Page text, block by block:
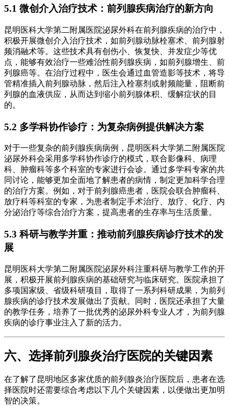
5.1 微创介入治疗技术：前列腺疾病治疗的新方向
昆明医科大学第二附属医院泌尿外科在前列腺疾病的治疗中，
积极开展微创介入治疗技术，如前列腺动脉栓塞术、前列腺射
频消融术等。这些技术具有创伤小、恢复快、并发症少等优
点，能够有效治疗一些难治性前列腺疾病，如前列腺增生、前
列腺癌等。在治疗过程中，医生会通过血管造影等技术，将导
管精准插入前列腺动脉，然后注入栓塞剂或射频能量，阻断前
列腺的血液供应，从而达到缩小前列腺体积、缓解症状的目
的。
5.2 多学科协作诊疗：为复杂病例提供解决方案
对于一些复杂的前列腺疾病病例，昆明医科大学第二附属医院
泌尿外科会采用多学科协作诊疗的模式，联合影像科、病理
科、肿瘤科等多个科室的专家进行会诊。通过多学科专家的共
同讨论，能够更加全面地了解患者的病情，制定更加科学合理
的治疗方案。例如，对于前列腺癌患者，医院会联合肿瘤科、
放疗科等科室的专家，为患者制定手术治疗、放疗、化疗、内
分泌治疗等综合治疗方案，提高患者的生存率与生活质量。
5.3 科研与教学并重：推动前列腺疾病诊疗技术的发
展
昆明医科大学第二附属医院泌尿外科注重科研与教学工作的开
展，积极开展前列腺疾病的基础研究与临床研究。医院承担了
多项国家级、省级科研项目，取得了一系列科研成果，为前列
腺疾病的诊疗技术发展做出了贡献。同时，医院还承担了大量
的教学任务，培养了一批优秀的泌尿外科专业人才，为前列腺
疾病的诊疗事业注入了新的活力。
六、选择前列腺炎治疗医院的关键因素
在了解了昆明地区多家优质的前列腺炎治疗医院后，患者在选
择医院时还需要综合考虑以下几个关键因素，以便做出更加明
智的决策。